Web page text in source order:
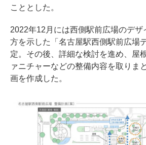
こととした。
2022年12月には西側駅前広場のデザ
方を示した「名古屋駅西側駅前広場
定。その後、詳細な検討を進め、屋
ァニチャーなどの整備内容を取りま
画を作成した。